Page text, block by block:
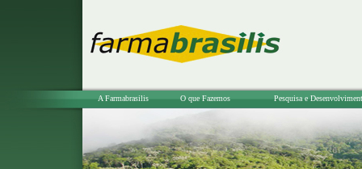
A Farmabrasilis O que Fazemos Pesquisa e